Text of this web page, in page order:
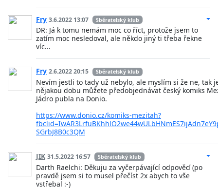
Fry 3.6.2022 13:07 Sběratelský klub
DR: Já k tomu nemám moc co říct, protože jsem to
zatím moc nesledoval, ale někdo jiný ti třeba řekne
víc...
Fry 2.6.2022 20:15 Sběratelský klub
Nevím jestli to tady už nebylo, ale myslím si že ne, tak
nějakou dobu můžete předobjednávat český komiks
Jádro publa na Donio.
https://www.donio.cz/komiks-mezitah?
SGrbJ8B0c3QM
JIK 31.5.2022 16:57 Sběratelský klub
Darth Raelchi: Děkuju za vyčerpávající odpověď (po
pravdě jsem si to musel přečíst 2x abych to vše
vstřebal :-)